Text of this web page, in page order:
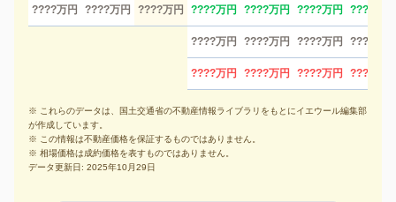
????万円 ????万円 ????万円 ????万円 ????万円 ????万円 ????万円
????万円 ????万円 ????万円 ????万円
????万円 ????万円 ????万円 ????万円
※ これらのデータは、国土交通省の不動産情報ライブラリをもとにイエウール編集部
が作成しています。
※ この情報は不動産価格を保証するものではありません。
※ 相場価格は成約価格を表すものではありません。
データ更新日: 2025年10月29日